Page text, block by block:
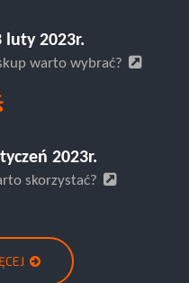
luty 2023r.
warto wybrać?
2023r.
skorzystać?